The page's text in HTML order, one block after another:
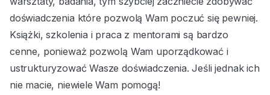
doświadczenia które pozwolą Wam poczuć się pewniej.
Książki, szkolenia i praca z mentorami są bardzo
cenne, ponieważ pozwolą Wam uporządkować i
ustrukturyzować Wasze doświadczenia. Jeśli jednak ich
nie macie, niewiele Wam pomogą!